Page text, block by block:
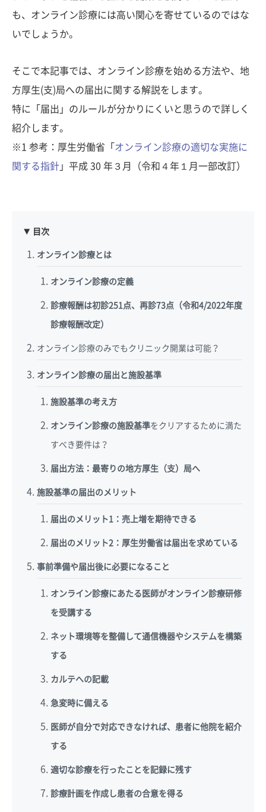
も、オンライン診療には高い関心を寄せているのではな
いでしょうか。
そこで本記事では、オンライン診療を始める方法や、地
方厚生(支)局への届出に関する解説をします。
特に「届出」のルールが分かりにくいと思うので詳しく
紹介します。
※1 参考：厚生労働省「 オンライン診療の適切な実施に
関する指針 」平成 30 年３月（令和４年１月一部改訂）
目次
オンライン診療とは
オンライン診療の定義
診療報酬は初診251点、再診73点（令和4/2022年度
診療報酬改定）
オンライン診療のみでもクリニック開業は可能？
オンライン診療の届出と施設基準
施設基準の考え方
オンライン診療の施設基準をクリアするために満た
すべき要件は？
届出方法：最寄りの地方厚生（支）局へ
施設基準の届出のメリット
届出のメリット1：売上増を期待できる
届出のメリット2：厚生労働省は届出を求めている
事前準備や届出後に必要になること
オンライン診療にあたる医師がオンライン診療研修
を受講する
ネット環境等を整備して通信機器やシステムを構築
する
カルテへの記載
急変時に備える
医師が自分で対応できなければ、患者に他院を紹介
する
適切な診療を行ったことを記録に残す
診療計画を作成し患者の合意を得る